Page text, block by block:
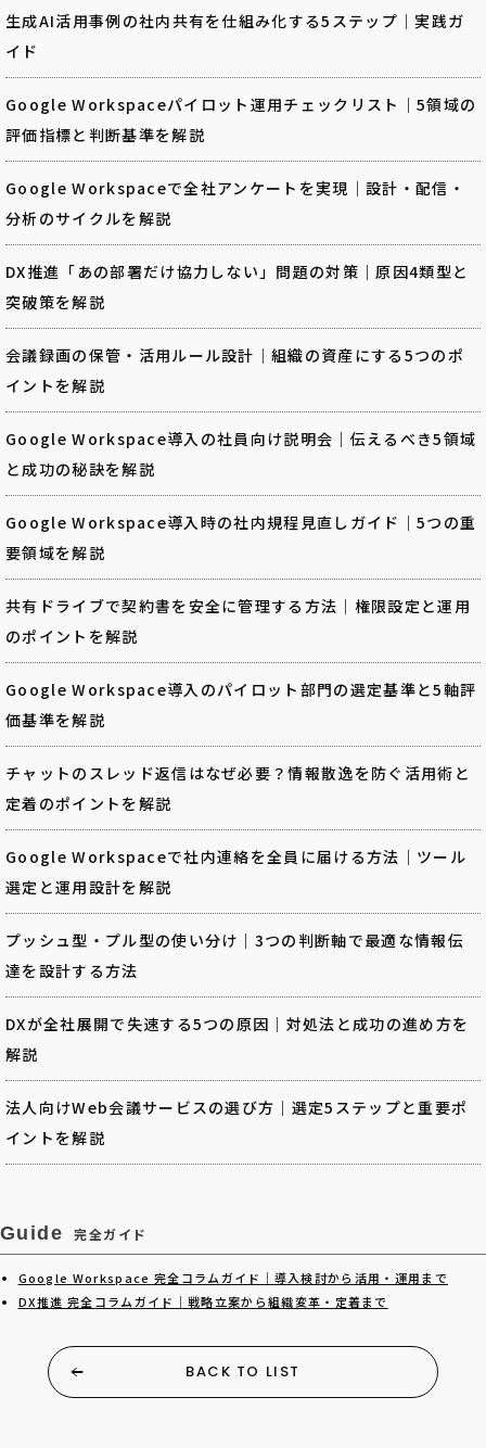
生成AI活用事例の社内共有を仕組み化する5ステップ｜実践ガ
イド
Google Workspaceパイロット運用チェックリスト｜5領域の
評価指標と判断基準を解説
Google Workspaceで全社アンケートを実現｜設計・配信・
分析のサイクルを解説
DX推進「あの部署だけ協力しない」問題の対策｜原因4類型と
突破策を解説
会議録画の保管・活用ルール設計｜組織の資産にする5つのポ
イントを解説
Google Workspace導入の社員向け説明会｜伝えるべき5領域
と成功の秘訣を解説
Google Workspace導入時の社内規程見直しガイド｜5つの重
要領域を解説
共有ドライブで契約書を安全に管理する方法｜権限設定と運用
のポイントを解説
Google Workspace導入のパイロット部門の選定基準と5軸評
価基準を解説
チャットのスレッド返信はなぜ必要？情報散逸を防ぐ活用術と
定着のポイントを解説
Google Workspaceで社内連絡を全員に届ける方法｜ツール
選定と運用設計を解説
プッシュ型・プル型の使い分け｜3つの判断軸で最適な情報伝
達を設計する方法
DXが全社展開で失速する5つの原因｜対処法と成功の進め方を
解説
法人向けWeb会議サービスの選び方｜選定5ステップと重要ポ
イントを解説
Guide 完全ガイド
Google Workspace 完全コラムガイド｜導入検討から活用・運用まで
DX推進 完全コラムガイド｜戦略立案から組織変革・定着まで
BACK TO LIST